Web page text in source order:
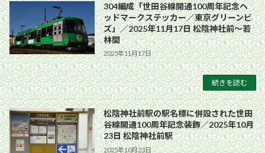
304編成「世田谷線開通100周年記念ヘ
ッドマークステッカー／東京グリーンビ
ズ」／2025年11月17日 松陰神社前〜若
林間
2025年11月17日
続きを読む
松陰神社前駅の駅名標に併設された世田
谷線開通100周年記念装飾／2025年10月
23日 松陰神社前駅
2025年10月23日